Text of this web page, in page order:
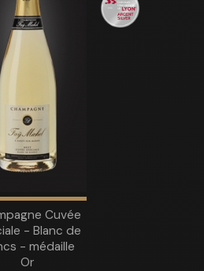
Cuvée
- Blanc de
- médaille
Or